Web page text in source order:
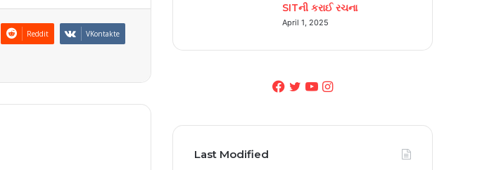
Reddit VKontakte
SITની કરાઈ રચના
April 1, 2025
F
T Y I
Last Modified